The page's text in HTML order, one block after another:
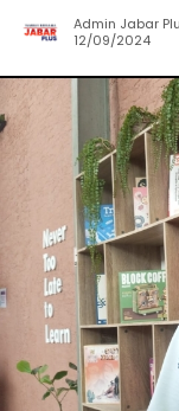
Admin Jabar
12/09/2024